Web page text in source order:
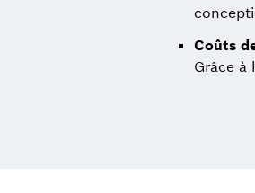
Coûts
Grâce à